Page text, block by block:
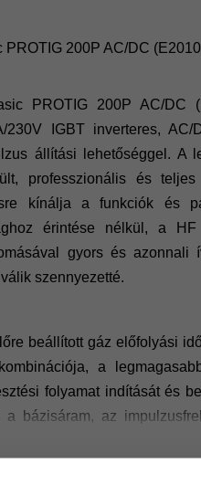
PROTIG 200P AC/DC
PROTIG 200P AC/DC
230V IGBT inverteres,
állítási lehetőséggel. A
professzionális és
kínálja a funkciók és
érintése nélkül, a
gyors és azonnali
szennyezetté.
beállított gáz előfolyási
a
folyamat indítását és
a bázisáram, az